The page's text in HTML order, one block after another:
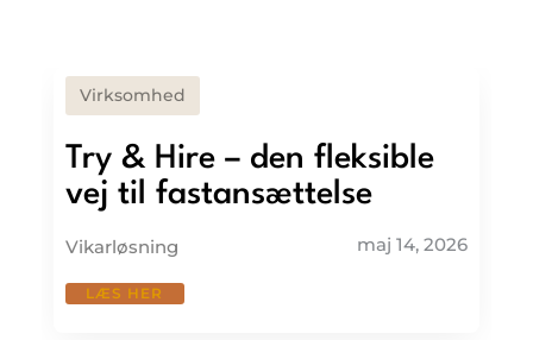
Virksomhed
Try & Hire – den fleksible
vej til fastansættelse
Vikarløsning maj 14, 2026
LÆS HER